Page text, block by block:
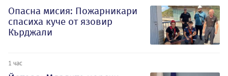
Опасна мисия: Пожарникари
спасиха куче от язовир
Кърджали
1 час